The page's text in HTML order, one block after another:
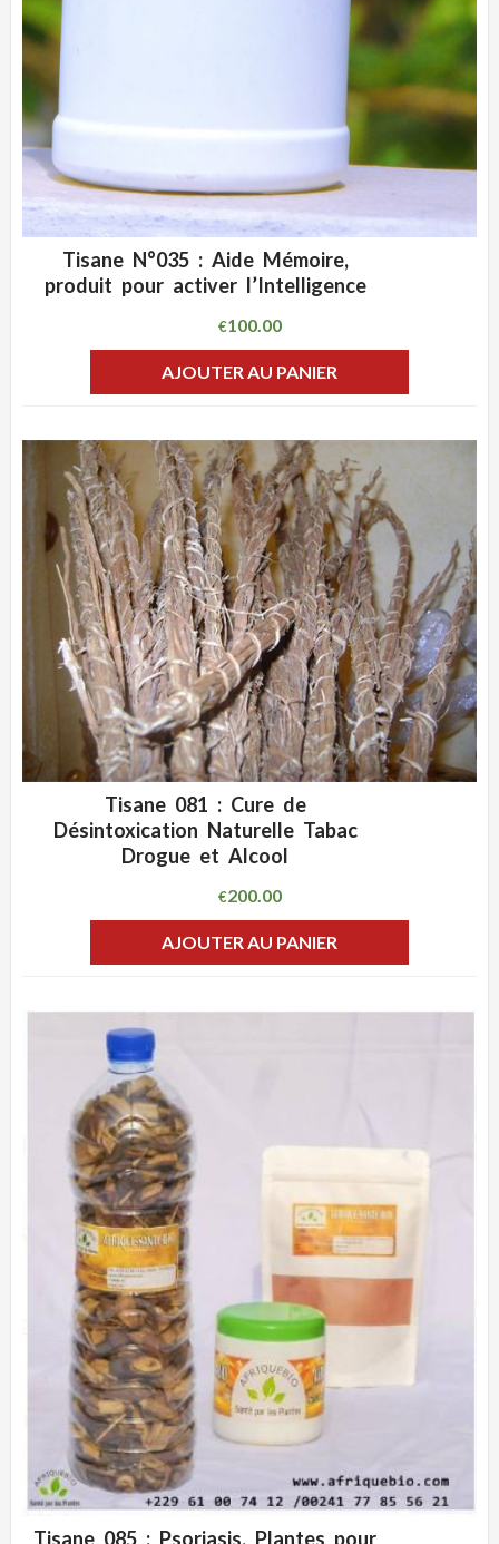
ADD WISHLIST
Tisane N°035 : Aide Mémoire,
produit pour activer l’Intelligence
€100.00
AJOUTER AU PANIER
ADD WISHLIST
Tisane 081 : Cure de
Désintoxication Naturelle Tabac
Drogue et Alcool
€200.00
AJOUTER AU PANIER
Tisane 085 : Psoriasis, Plantes pour